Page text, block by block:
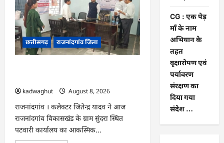
में
हुआ
जल
अर्पण
व
जनजागरूकता
का
आयोजन
छत्तीसगढ़ राजनांदगांव जिला
kadwaghut
August 8, 2026
राजनांदगांव । कलेक्टर जितेन्द्र यादव ने आज
राजनांदगांव विकासखंड के ग्राम सुंदरा स्थित
पटवारी कार्यालय का आकस्मिक...
CG : एक पेड़
माँ के नाम
अभियान के
तहत
वृक्षारोपण एवं
पर्यावरण
संरक्षण का
दिया गया
संदेश …